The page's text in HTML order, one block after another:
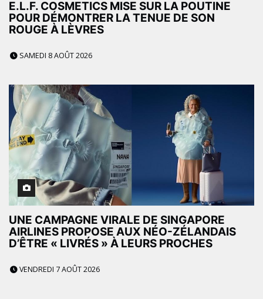
E.L.F. COSMETICS MISE SUR LA POUTINE
POUR DÉMONTRER LA TENUE DE SON
ROUGE À LÈVRES
SAMEDI 8 AOÛT 2026
UNE CAMPAGNE VIRALE DE SINGAPORE
AIRLINES PROPOSE AUX NÉO-ZÉLANDAIS
D’ÊTRE « LIVRÉS » À LEURS PROCHES
VENDREDI 7 AOÛT 2026